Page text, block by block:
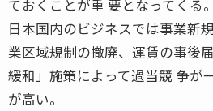
ておくことが重 要となってくる。
日本国内のビジネスでは事業新
業区域規制の撤廃、運賃の事後
緩和」施策によって過当競 争が
が高い。